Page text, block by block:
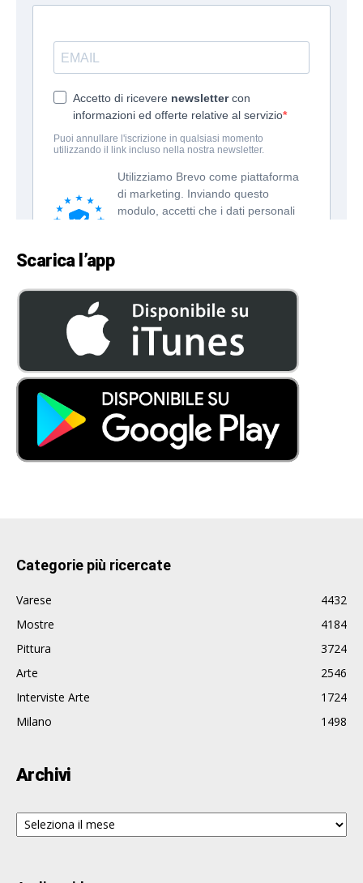
Scarica l’app
Categorie più ricercate
Varese
4432
Mostre
4184
Pittura
3724
Arte
2546
Interviste Arte
1724
Milano
1498
Archivi
Archivi